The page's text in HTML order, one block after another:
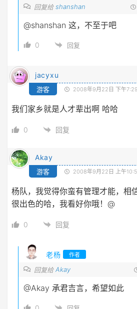
回复给shanshan
@shanshan 这，不至于吧
0 回复
jacyxu
游客 2008年9月22日 下午7:29
我们家乡就是人才辈出啊 哈哈
0 回复
Akay
游客 2008年9月22日 上午
杨队，我觉得你蛮有管理才能，相
很出色的哈，我看好你哦！@
0 回复
老杨 作者
回复给Akay
@Akay 承君吉言，希望如此